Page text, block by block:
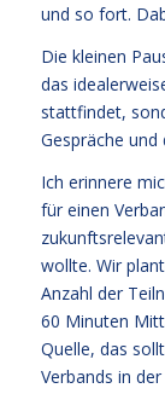
und so fort.
Die kleinen
das
stattfindet,
Gespräche
Ich erinnere
für einen
wollte. Wir
Anzahl der
60 Minuten
Quelle, das
Verbands in